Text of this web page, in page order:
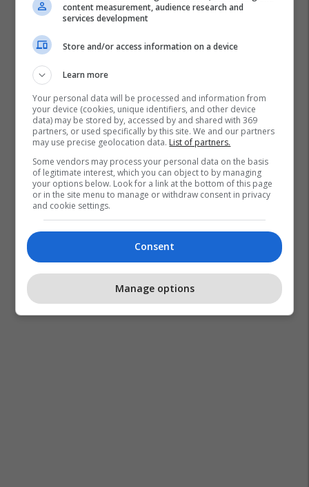
Dhurata Dora Dj Snake
content measurement, audience research and
services development
Store and/or access information on a device
Learn more
Your personal data will be processed and information from
your device (cookies, unique identifiers, and other device
data) may be stored by, accessed by and shared with 369
partners, or used specifically by this site. We and our partners
may use precise geolocation data. List of partners.
Some vendors may process your personal data on the basis
of legitimate interest, which you can object to by managing
your options below. Look for a link at the bottom of this page
or in the site menu to manage or withdraw consent in privacy
and cookie settings.
Consent
Manage options